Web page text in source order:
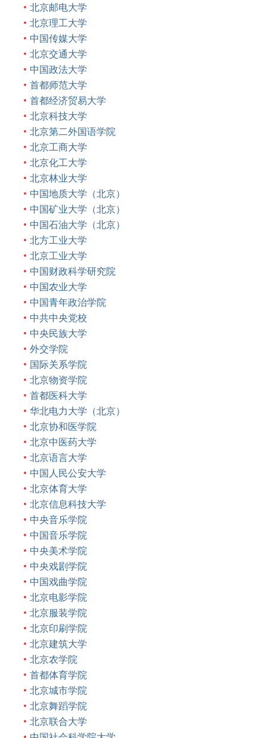
北京邮电大学
北京理工大学
中国传媒大学
北京交通大学
中国政法大学
首都师范大学
首都经济贸易大学
北京科技大学
北京第二外国语学院
北京工商大学
北京化工大学
北京林业大学
中国地质大学（北京）
中国矿业大学（北京）
中国石油大学（北京）
北方工业大学
北京工业大学
中国财政科学研究院
中国农业大学
中国青年政治学院
中共中央党校
中央民族大学
外交学院
国际关系学院
北京物资学院
首都医科大学
华北电力大学（北京）
北京协和医学院
北京中医药大学
北京语言大学
中国人民公安大学
北京体育大学
北京信息科技大学
中央音乐学院
中国音乐学院
中央美术学院
中央戏剧学院
中国戏曲学院
北京电影学院
北京服装学院
北京印刷学院
北京建筑大学
北京农学院
首都体育学院
北京城市学院
北京舞蹈学院
北京联合大学